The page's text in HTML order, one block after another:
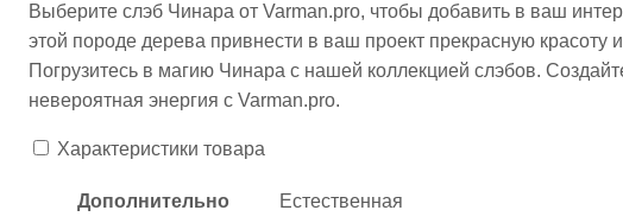
Выберите слэб Чинара от Varman.pro, чтобы добавить в ваш
этой породе дерева привнести в ваш проект прекрасную
Погрузитесь в магию Чинара с нашей коллекцией слэбов.
невероятная энергия с Varman.pro.
Характеристики товара
Дополнительно Естественная